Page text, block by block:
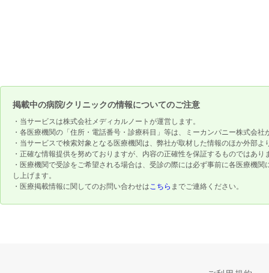
掲載中の病院/クリニックの情報についてのご注意
・当サービスは株式会社メディカルノートが運営します。
・各医療機関の「住所・電話番号・診療科目」等は、ミーカンパニー株式会
・当サービスで検索対象となる医療機関は、弊社が取材した情報のほか外部
・正確な情報提供を努めておりますが、内容の正確性を保証するものではあり
・医療機関で受診をご希望される場合は、受診の際には必ず事前に各医療機
し上げます。
・医療掲載情報に関してのお問い合わせはこちら までご連絡ください。